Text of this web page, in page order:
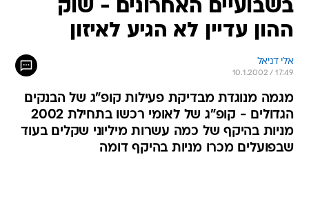
בשבועיים האחרונים - שוק
ההון עדיין לא הגיע לאיזון
אלי דניאל
10.1.2002 / 17:49
מגמה מנוגדת מבדיקת פעילות קופ"ג של הבנקים
הגדולים - קופ"ג של לאומי רכשו בתחילת 2002
מניות בהיקף של כמה עשרות מיליוני שקלים בעוד
שבפועלים מכרו מניות בהיקף דומה